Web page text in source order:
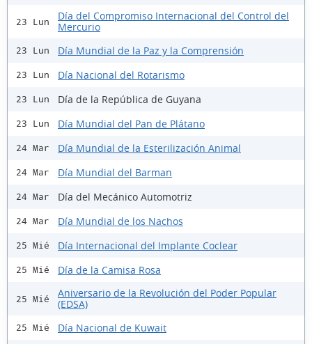
23 Lun
Día del Compromiso Internacional del Control del
Mercurio
23 Lun Día Mundial de la Paz y la Comprensión
23 Lun Día Nacional del Rotarismo
23 Lun Día de la República de Guyana
23 Lun Día Mundial del Pan de Plátano
24 Mar Día Mundial de la Esterilización Animal
24 Mar Día Mundial del Barman
24 Mar Día del Mecánico Automotriz
24 Mar Día Mundial de los Nachos
25 Mié Día Internacional del Implante Coclear
25 Mié Día de la Camisa Rosa
25 Mié
Aniversario de la Revolución del Poder Popular
(EDSA)
25 Mié Día Nacional de Kuwait